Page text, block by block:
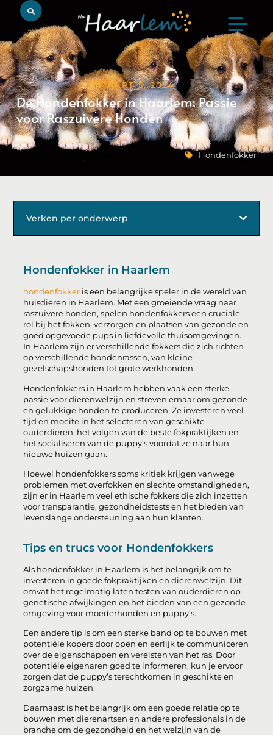
MAART 5, 2024
De Hondenfokker in Haarlem: Passie
voor Raszuivere Honden
Hondenfokker
Hondenfokker in Haarlem
hondenfokker is een belangrijke speler in de wereld van
huisdieren in Haarlem. Met een groeiende vraag naar
raszuivere honden, spelen hondenfokkers een cruciale
rol bij het fokken, verzorgen en plaatsen van gezonde en
goed opgevoede pups in liefdevolle thuisomgevingen.
In Haarlem zijn er verschillende fokkers die zich richten
op verschillende hondenrassen, van kleine
gezelschapshonden tot grote werkhonden.
Hondenfokkers in Haarlem hebben vaak een sterke
passie voor dierenwelzijn en streven ernaar om gezonde
en gelukkige honden te produceren. Ze investeren veel
tijd en moeite in het selecteren van geschikte
ouderdieren, het volgen van de beste fokpraktijken en
het socialiseren van de puppy’s voordat ze naar hun
nieuwe huizen gaan.
Hoewel hondenfokkers soms kritiek krijgen vanwege
problemen met overfokken en slechte omstandigheden,
zijn er in Haarlem veel ethische fokkers die zich inzetten
voor transparantie, gezondheidstests en het bieden van
levenslange ondersteuning aan hun klanten.
Tips en trucs voor Hondenfokkers
Als hondenfokker in Haarlem is het belangrijk om te
investeren in goede fokpraktijken en dierenwelzijn. Dit
omvat het regelmatig laten testen van ouderdieren op
genetische afwijkingen en het bieden van een gezonde
omgeving voor moederhonden en puppy’s.
Een andere tip is om een sterke band op te bouwen met
potentiële kopers door open en eerlijk te communiceren
over de eigenschappen en vereisten van het ras. Door
potentiële eigenaren goed te informeren, kun je ervoor
zorgen dat de puppy’s terechtkomen in geschikte en
zorgzame huizen.
Daarnaast is het belangrijk om een goede relatie op te
bouwen met dierenartsen en andere professionals in de
branche om de gezondheid en het welzijn van de
Verken per onderwerp